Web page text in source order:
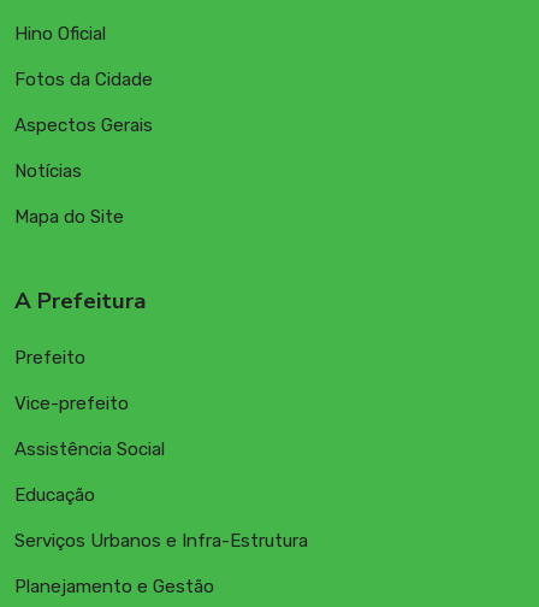
Hino Oficial
Fotos da Cidade
Aspectos Gerais
Notícias
Mapa do Site
A Prefeitura
Prefeito
Vice-prefeito
Assistência Social
Educação
Serviços Urbanos e Infra-Estrutura
Planejamento e Gestão